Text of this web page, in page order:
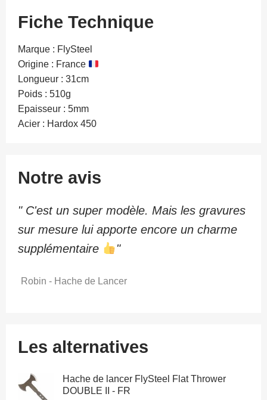
product
configurator
(next
element)
Fiche Technique
Marque : FlySteel
Origine : France
Longueur : 31cm
Poids : 510g
Epaisseur : 5mm
Acier : Hardox 450
Notre avis
" C'est un super modèle. Mais les gravures
sur mesure lui apporte encore un charme
supplémentaire
"
Robin - Hache de Lancer
Les alternatives
Hache de lancer FlySteel Flat Thrower
DOUBLE II - FR